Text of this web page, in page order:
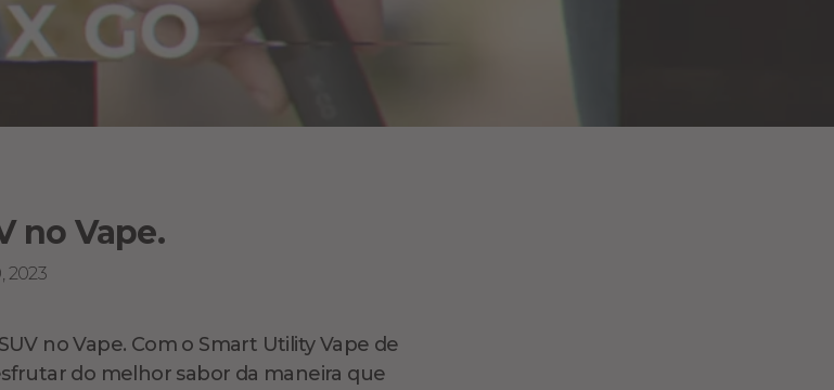
no Vape.
2023
no Vape. Com o Smart Utility Vape de
do melhor sabor da maneira que